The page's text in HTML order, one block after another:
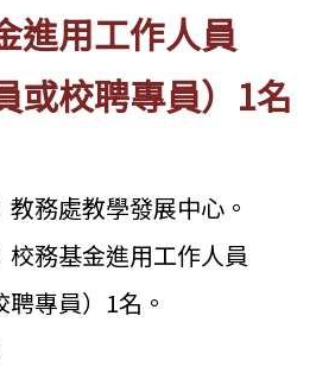
進用工作人員
或校聘專員）1名
務處教學發展中心。
校務基金進用工作人員
專員） 1名。